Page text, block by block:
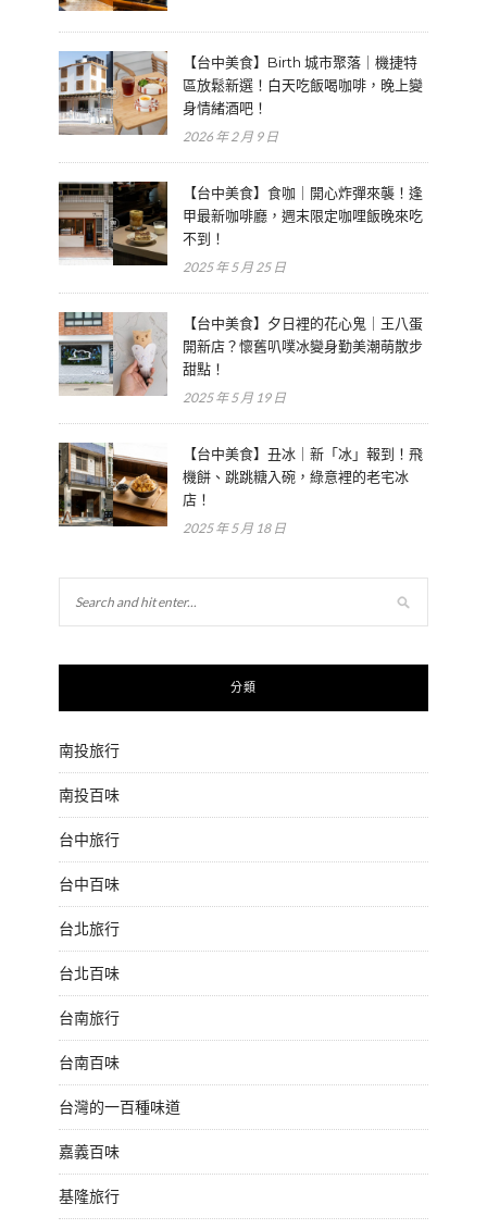
【台中美食】Birth 城市聚落｜機捷特
區放鬆新選！白天吃飯喝咖啡，晚上變
身情緒酒吧！
2026 年 2 月 9 日
【台中美食】食咖｜開心炸彈來襲！逢
甲最新咖啡廳，週末限定咖哩飯晚來吃
不到！
2025 年 5 月 25 日
【台中美食】夕日裡的花心鬼｜王八蛋
開新店？懷舊叭噗冰變身勤美潮萌散步
甜點！
2025 年 5 月 19 日
【台中美食】丑冰｜新「冰」報到！飛
機餅、跳跳糖入碗，綠意裡的老宅冰
店！
2025 年 5 月 18 日
分類
南投旅行
南投百味
台中旅行
台中百味
台北旅行
台北百味
台南旅行
台南百味
台灣的一百種味道
嘉義百味
基隆旅行